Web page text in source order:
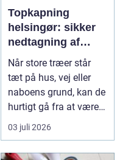
Topkapning
helsingør: sikker
nedtagning af
store og
besværlige træer
Når store træer står
tæt på hus, vej eller
naboens grund, kan de
hurtigt gå fra at være
smukke til a...
03 juli 2026